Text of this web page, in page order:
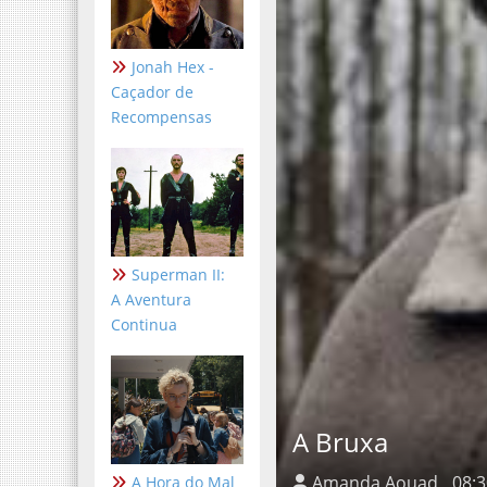
Jonah Hex -
Caçador de
Recompensas
Superman II:
A Aventura
Continua
A Hora do Mal
A Bruxa